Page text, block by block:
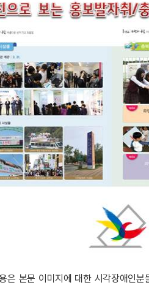
은 본문 이미지에 대한 시각장애인